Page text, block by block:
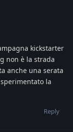
kickstarter
non è la strada
anche una serata
la
Reply